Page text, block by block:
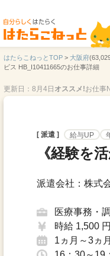
はたらこねっとTOP > 大阪府
ビス HB_I10411665のお仕事詳細
更新日：8月4日 オススメ!お仕事
[ 派遣 ] 給与UP
《経験を
派遣会社：株式
医療事務・
時給 1,500
1ヵ月～3ヵ月